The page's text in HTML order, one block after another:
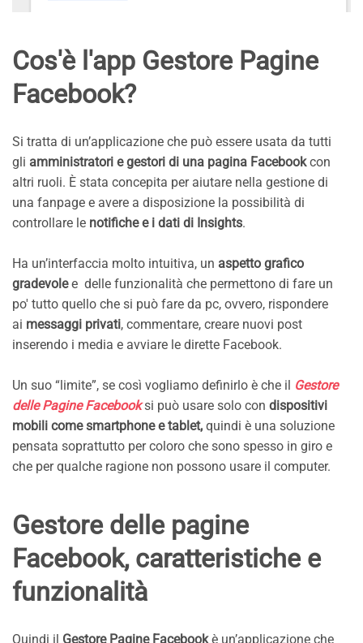
Cos'è l'app Gestore Pagine
Facebook?
Si tratta di un’applicazione che può essere usata da tutti
gli amministratori e gestori di una pagina Facebookcon
altri ruoli. È stata concepita per aiutare nella gestione di
una fanpage e avere a disposizione la possibilità di
controllare le notifiche e i dati di Insights.
Ha un’interfaccia molto intuitiva, un aspetto grafico
gradevolee delle funzionalità che permettono di fare un
po' tutto quello che si può fare da pc, ovvero, rispondere
ai messaggi privati, commentare, creare nuovi post
inserendo i media e avviare le dirette Facebook.
Un suo “limite”, se così vogliamo definirlo è che il Gestore
delle Pagine Facebooksi può usare solo con dispositivi
mobili come smartphone e tablet, quindi è una soluzione
pensata soprattutto per coloro che sono spesso in giro e
che per qualche ragione non possono usare il computer.
Gestore delle pagine
Facebook, caratteristiche e
funzionalità
Quindi il Gestore Pagine Facebookè un’applicazione che